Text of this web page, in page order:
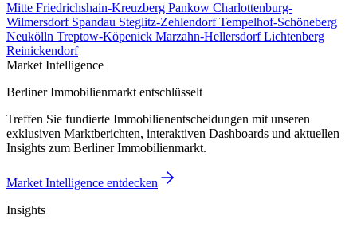
Mitte Friedrichshain-Kreuzberg Pankow Charlottenburg-
Wilmersdorf Spandau Steglitz-ZehlendorfTempelhof-Schöneberg
Neukölln Treptow-Köpenick Marzahn-HellersdorfLichtenberg
Reinickendorf
Market Intelligence
Berliner Immobilienmarkt entschlüsselt
Treffen Sie fundierte Immobilienentscheidungen mit unseren
exklusiven Marktberichten, interaktiven Dashboards und aktuellen
Insights zum Berliner Immobilienmarkt.
Market Intelligence entdecken
Insights